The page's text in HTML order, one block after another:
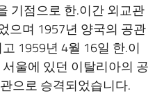
기점으로 한.이간 외교관
으며 1957년 양국의 공관
1959년 4월 16일 한.이
울에 있던 이탈리아의 공
으로 승격되었습니다.